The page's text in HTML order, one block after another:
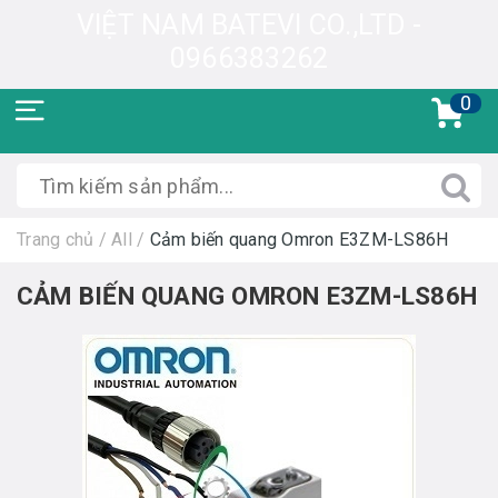
0
Trang chủ / All / Cảm biến quang Omron E3ZM-LS86H
CẢM BIẾN QUANG OMRON E3ZM-LS86H